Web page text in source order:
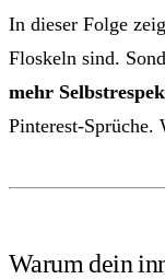
In dieser Folge
Floskeln sind.
mehr
Pinterest-Sprüche.
Warum dein